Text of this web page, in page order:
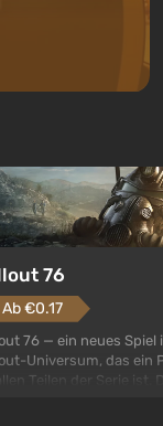
76
Ab €0.17
76 — ein neues Spiel
Universum, das ein
Teilen der Serie ist.